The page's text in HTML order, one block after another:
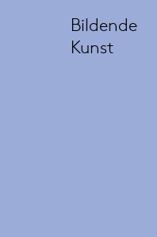
Bildende
Kunst